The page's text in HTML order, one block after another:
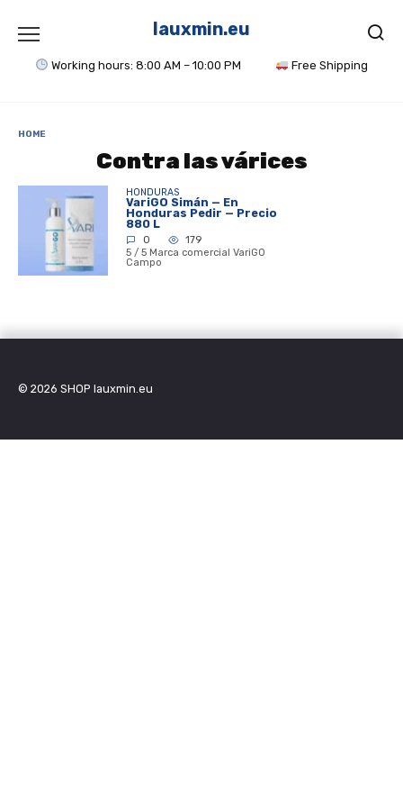
content
lauxmin.eu
Working hours: 8:00 AM – 10:00 PM Free Shipping
HOME
Contra las várices
HONDURAS
VariGO Simán — En
Honduras Pedir — Precio
880 L
0
179
5 / 5 Marca comercial VariGO
Campo
© 2026 SHOP lauxmin.eu